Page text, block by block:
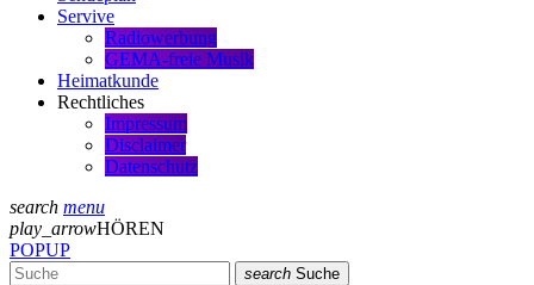
Servive
Radiowerbung
GEMA-freie Musik
Heimatkunde
Rechtliches
Impressum
Disclaimer
Datenschutz
search menu
play_arrowHÖREN
POPUP
search Suche